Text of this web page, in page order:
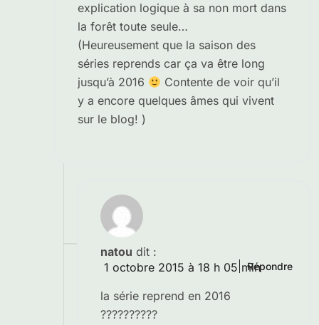
explication logique à sa non mort dans
la forêt toute seule…
(Heureusement que la saison des
séries reprends car ça va être long
jusqu’à 2016
Contente de voir qu’il
y a encore quelques âmes qui vivent
sur le blog! )
natou dit :
1 octobre 2015 à 18 h 05 min
la série reprend en 2016
??????????
Répondre